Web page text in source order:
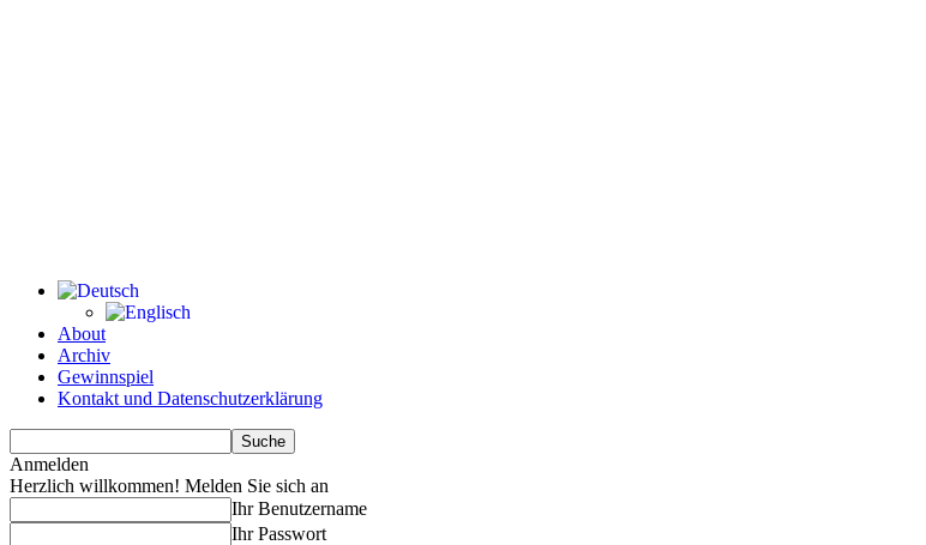
About
Archiv
Gewinnspiel
Kontakt und Datenschutzerklärung
Anmelden
Herzlich willkommen! Melden Sie sich an
Ihr Benutzername
Ihr Passwort